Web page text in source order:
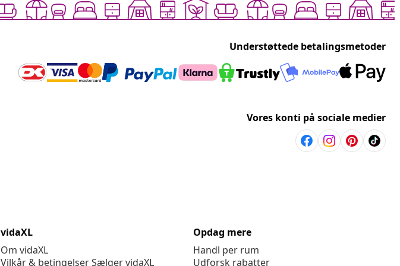
Understøttede betalingsmetoder
Vores konti på sociale medier
vidaXL
Om vidaXL
Vilkår & betingelser Sælger vidaXL
Opdag mere
Handl per rum
Udforsk rabatter